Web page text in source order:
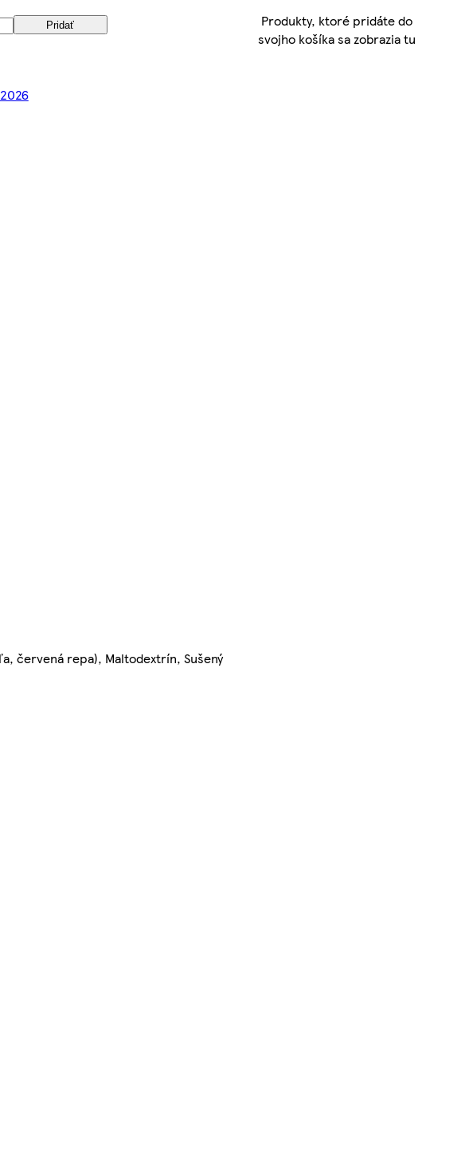
Pridať
červená repa), Maltodextrín, Sušený
Produkty, ktoré pridáte do
svojho košíka sa zobrazia tu